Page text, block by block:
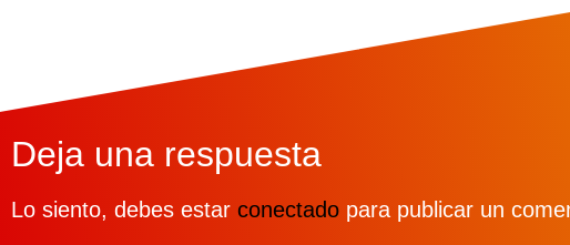
Deja una respuesta
Lo siento, debes estar conectado para publicar un